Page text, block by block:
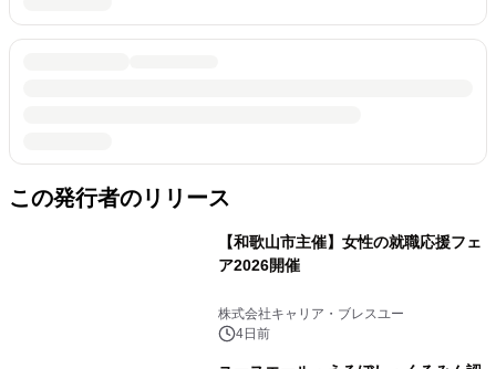
この発行者のリリース
【和歌山市主催】女性の就職応援フェ
ア2026開催
株式会社キャリア・ブレスユー
4日前